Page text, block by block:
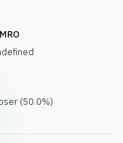
(50.0%)